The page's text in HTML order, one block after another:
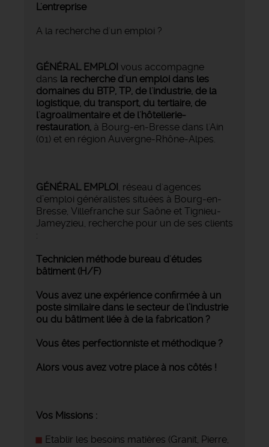
L'entreprise
A la recherche d'un emploi ?
GÉNÉRAL EMPLOI vous accompagne
dans la recherche d'un emploi dans les
domaines du BTP, TP, de l'industrie, de la
logistique, du transport, du tertiaire, de
l'agroalimentaire et de l'hôtellerie-
restauration, à Bourg-en-Bresse dans l'Ain
(01) et en région Auvergne-Rhône-Alpes.
GÉNÉRAL EMPLOI , réseau d'agences
d’emploi généralistes situées à Bourg-en-
Bresse, Villefranche sur Saône et Tignieu-
Jameyzieu, recherche pour un de ses clients
:
Technicien méthode bureau d'études
bâtiment (H/F)
Vous avez une expérience confirmée à un
poste similaire dans le secteur de l’industrie
ou du bâtiment liée à de la fabrication ?
Vous êtes perfectionniste et méthodique ?
Alors vous avez votre place à nos côtés !
Vos Missions :
Etablir les besoins matières (Granit, Pierre,